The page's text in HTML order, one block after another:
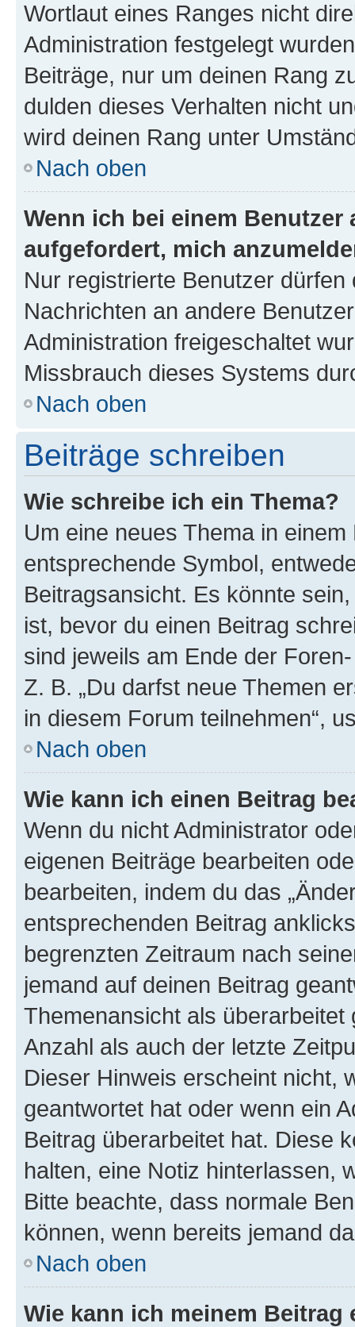
Wortlaut eines Ranges nicht
Administration festgelegt
Beiträge, nur um deinen Rang
dulden dieses Verhalten nicht
wird deinen Rang unter
Nach oben
Wenn ich bei einem
aufgefordert, mich
Nur registrierte Benutzer
Nachrichten an andere
Administration freigeschaltet
Missbrauch dieses Systems
Nach oben
Beiträge schreiben
Wie schreibe ich ein Thema?
Um eine neues Thema in
entsprechende Symbol,
Beitragsansicht. Es könnte
ist, bevor du einen Beitrag
sind jeweils am Ende der
Z. B. „Du darfst neue Themen
in diesem Forum teilnehmen“,
Nach oben
Wie kann ich einen Beitrag
Wenn du nicht Administrator
eigenen Beiträge bearbeiten
bearbeiten, indem du das
entsprechenden Beitrag
begrenzten Zeitraum nach
jemand auf deinen Beitrag
Themenansicht als
Anzahl als auch der letzte
Dieser Hinweis erscheint nicht,
geantwortet hat oder wenn ein
Beitrag überarbeitet hat. Diese
halten, eine Notiz hinterlassen,
Bitte beachte, dass normale
können, wenn bereits jemand
Nach oben
Wie kann ich meinem